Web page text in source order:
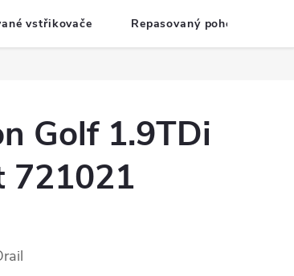
vstřikovače Repasovaný pohon TDM
Golf 1.9TDi
721021